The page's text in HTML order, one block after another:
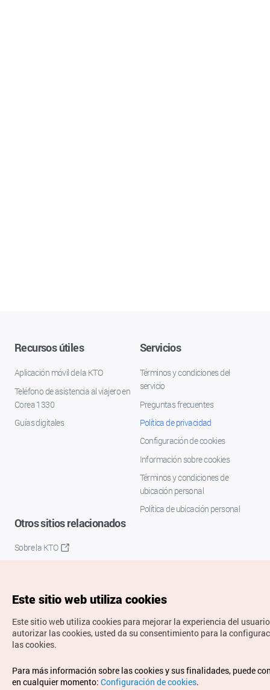
Recursos útiles
Aplicación móvil de la KTO
Teléfono de asistencia al viajero en
Corea 1330
Guías digitales
Servicios
Términos y condiciones del
servicio
Preguntas frecuentes
Política de privacidad
Configuración de cookies
Información sobre cookies
Términos y condiciones de
ubicación personal
Política de ubicación personal
Otros sitios relacionados
Sobre la KTO
Copyrights © Organización de Turismo de Corea. Todos los
derechos reservados.
Este sitio web utiliza cookies
Este sitio web utiliza cookies para mejorar la experiencia del
autorizar las cookies, usted da su consentimiento para la
las cookies.
Para más información sobre las cookies y sus finalidades, puede
en cualquier momento: Configuración de cookies.